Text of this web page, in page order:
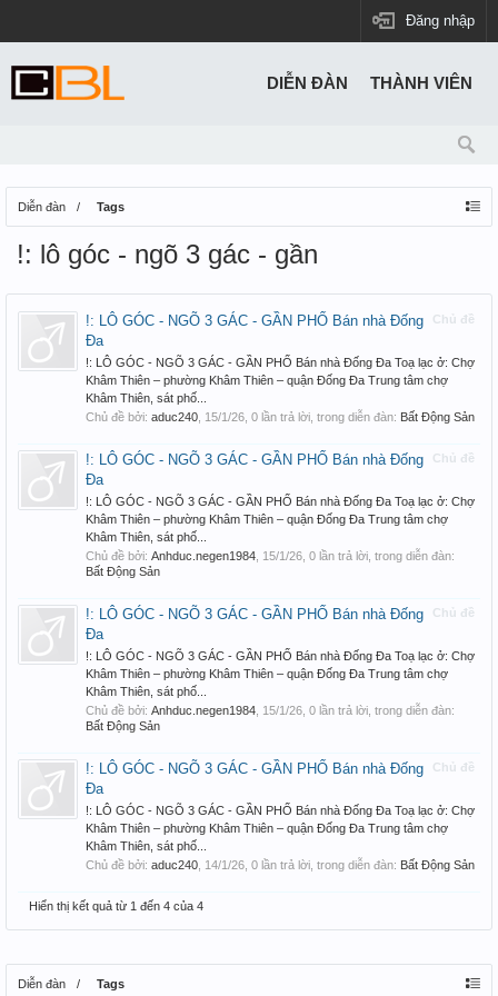
Đăng nhập
Diễn đàn Tags
!: lô góc - ngõ 3 gác - gần
Chủ đề
!: LÔ GÓC - NGÕ 3 GÁC - GẦN PHỐ Bán nhà Đống
Đa
!: LÔ GÓC - NGÕ 3 GÁC - GẦN PHỐ Bán nhà Đống Đa Toạ lạc ở: Chợ
Khâm Thiên – phường Khâm Thiên – quận Đống Đa Trung tâm chợ
Khâm Thiên, sát phố...
Chủ đề bởi: aduc240 15/1/26 , 0 lần trả lời, trong diễn đàn: Bất Động Sản
Chủ đề
!: LÔ GÓC - NGÕ 3 GÁC - GẦN PHỐ Bán nhà Đống
Đa
!: LÔ GÓC - NGÕ 3 GÁC - GẦN PHỐ Bán nhà Đống Đa Toạ lạc ở: Chợ
Khâm Thiên – phường Khâm Thiên – quận Đống Đa Trung tâm chợ
Khâm Thiên, sát phố...
Chủ đề bởi: Anhduc.negen1984 15/1/26 , 0 lần trả lời, trong diễn đàn:
Bất Động Sản
Chủ đề
!: LÔ GÓC - NGÕ 3 GÁC - GẦN PHỐ Bán nhà Đống
Đa
!: LÔ GÓC - NGÕ 3 GÁC - GẦN PHỐ Bán nhà Đống Đa Toạ lạc ở: Chợ
Khâm Thiên – phường Khâm Thiên – quận Đống Đa Trung tâm chợ
Khâm Thiên, sát phố...
Chủ đề bởi: Anhduc.negen1984 15/1/26 , 0 lần trả lời, trong diễn đàn:
Bất Động Sản
Chủ đề
!: LÔ GÓC - NGÕ 3 GÁC - GẦN PHỐ Bán nhà Đống
Đa
!: LÔ GÓC - NGÕ 3 GÁC - GẦN PHỐ Bán nhà Đống Đa Toạ lạc ở: Chợ
Khâm Thiên – phường Khâm Thiên – quận Đống Đa Trung tâm chợ
Khâm Thiên, sát phố...
Chủ đề bởi: aduc240 14/1/26 , 0 lần trả lời, trong diễn đàn: Bất Động Sản
Hiển thị kết quả từ 1 đến 4 của 4
Diễn đàn Tags
DIỄN ĐÀN THÀNH VIÊN